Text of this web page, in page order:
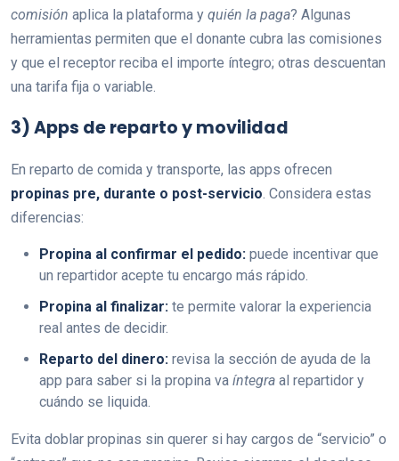
comisión aplica la plataforma y quién la paga? Algunas
herramientas permiten que el donante cubra las comisiones
y que el receptor reciba el importe íntegro; otras descuentan
una tarifa fija o variable.
3) Apps de reparto y movilidad
En reparto de comida y transporte, las apps ofrecen
propinas pre, durante o post-servicio. Considera estas
diferencias:
Propina al confirmar el pedido: puede incentivar que
un repartidor acepte tu encargo más rápido.
Propina al finalizar: te permite valorar la experiencia
real antes de decidir.
Reparto del dinero: revisa la sección de ayuda de la
app para saber si la propina va íntegra al repartidor y
cuándo se liquida.
Evita doblar propinas sin querer si hay cargos de “servicio” o